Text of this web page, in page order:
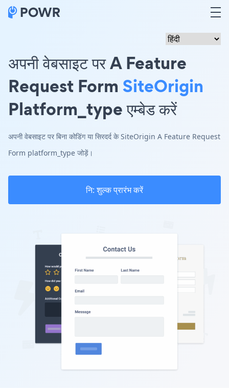
अपनी वेबसाइट पर A Feature
Request Form SiteOrigin
Platform_type एम्बेड करें
अपनी वेबसाइट पर बिना कोडिंग या सिरदर्द के SiteOrigin A Feature Request
Form platform_type जोड़ें।
नि: शुल्क प्रारंभ करें